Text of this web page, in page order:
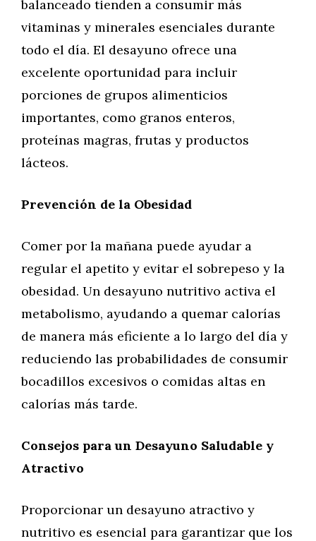
balanceado tienden a consumir más
vitaminas y minerales esenciales durante
todo el día. El desayuno ofrece una
excelente oportunidad para incluir
porciones de grupos alimenticios
importantes, como granos enteros,
proteínas magras, frutas y productos
lácteos.
Prevención de la Obesidad
Comer por la mañana puede ayudar a
regular el apetito y evitar el sobrepeso y la
obesidad. Un desayuno nutritivo activa el
metabolismo, ayudando a quemar calorías
de manera más eficiente a lo largo del día y
reduciendo las probabilidades de consumir
bocadillos excesivos o comidas altas en
calorías más tarde.
Consejos para un Desayuno Saludable y
Atractivo
Proporcionar un desayuno atractivo y
nutritivo es esencial para garantizar que los